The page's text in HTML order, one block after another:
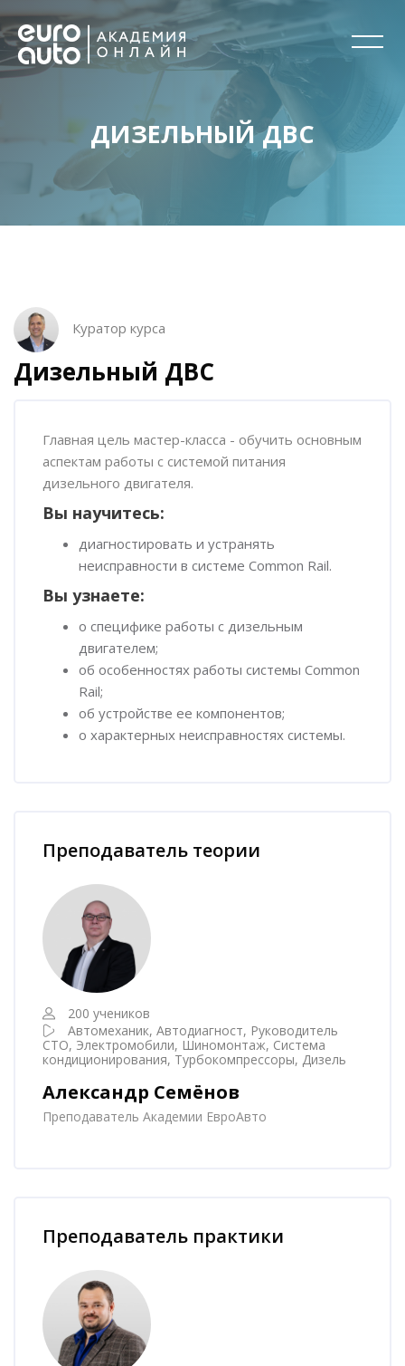
ДИЗЕЛЬНЫЙ ДВС
Блоки
Пропустить [Cocoon] Описание курса
Куратор курса
Дизельный ДВС
Главная цель мастер-класса - обучить основным
аспектам работы с системой питания
дизельного двигателя.
Вы научитесь:
диагностировать и устранять
неисправности в системе Common Rail.
Вы узнаете:
о специфике работы с дизельным
двигателем;
об особенностях работы системы Common
Rail;
об устройстве ее компонентов;
о характерных неисправностях системы.
Преподаватель теории
200 учеников
Автомеханик, Автодиагност, Руководитель
СТО, Электромобили, Шиномонтаж, Система
кондиционирования, Турбокомпрессоры, Дизель
Александр Семёнов
Преподаватель Академии ЕвроАвто
Преподаватель практики